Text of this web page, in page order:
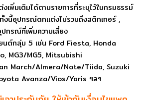
พิ่มเติมได้ตามรายการที่ระบุไว้ในกรมธรรม์
นี้อุปกรณ์ตกแต่งไม่รวมถึงสติกเกอร์ ,
กรณ์ที่เพิ่มความเสี่ยง
นต์กลุ่ม 5 เช่น Ford Fiesta, Honda
MG3/MG5, Mitsubishi
March/Almera/Note/Tiida, Suzuki
Avanza/Vios/Yaris ฯลฯ